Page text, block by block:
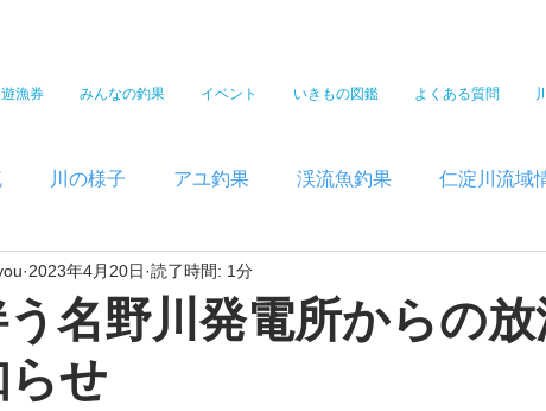
漁券 みんなの釣果 イベント いきもの図鑑 よくある質問
川の様子 アユ釣果 渓流魚釣果 仁淀川流域
名野川発電所からの
せ
2023年4月20日 読了時間: 1分